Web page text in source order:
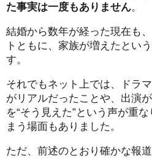
た事実は一度もありません
結婚から数年が経った現在も
トともに、家族が増えたとい
す。
それでもネット上では、ドラ
がリアルだったことや、出演
を“そう見えた”という声が重
まう場面もありました。
ただ、前述のとおり確かな報